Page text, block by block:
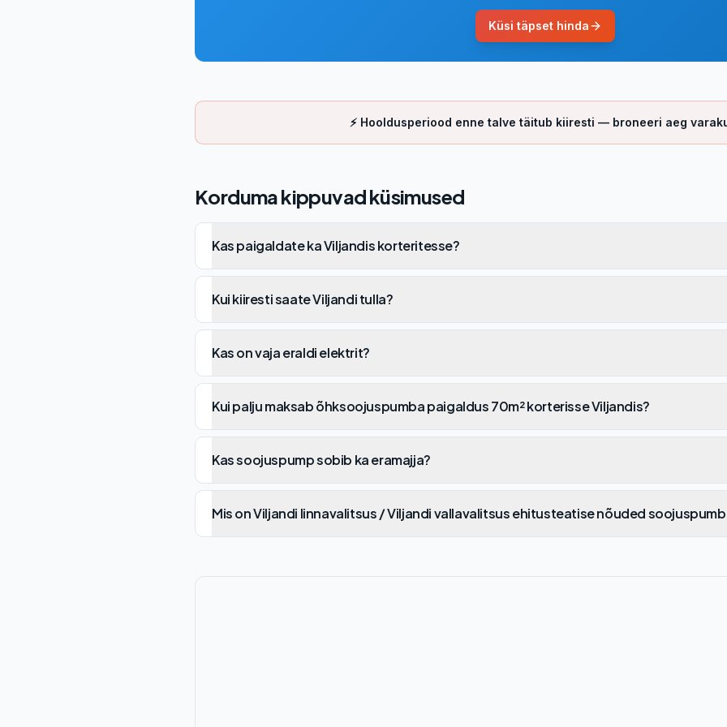
Küsi täpset hinda
⚡ Hooldusperiood enne talve täitub kiiresti — broneeri aeg
Korduma kippuvad küsimused
Kas paigaldate ka Viljandis korteritesse?
Kui kiiresti saate Viljandi tulla?
Kas on vaja eraldi elektrit?
Kui palju maksab õhksoojuspumba paigaldus 70m² korterisse Viljandis?
Kas soojuspump sobib ka eramajja?
Mis on Viljandi linnavalitsus / Viljandi vallavalitsus ehitusteatise nõuded